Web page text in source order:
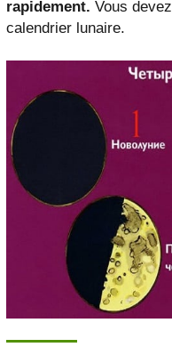
rapidement. Vous
calendrier lunaire.